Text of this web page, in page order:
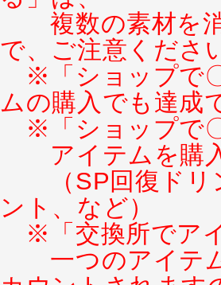
複数の素材を
で、ご注意くださ
※「ショップで
ムの購入でも達成
※「ショップで
アイテムを購
（SP回復ド
ント、など）
※「交換所でア
一つのアイテ